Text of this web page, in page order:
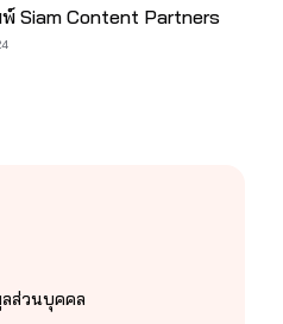
Siam Content Partners
ส่วนบุคคล